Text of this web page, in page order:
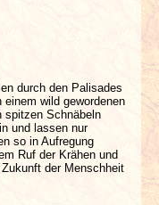
durch den Palisades
wild gewordenen
spitzen Schnäbeln
und lassen nur
so in Aufregung
Ruf der Krähen und
der Menschheit